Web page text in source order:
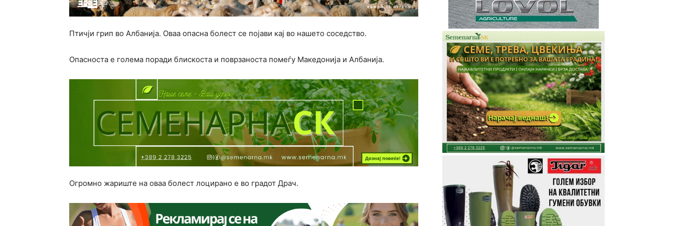
Птичји грип во Албанија. Оваа опасна болест се појави кај во нашето соседство.
Опасноста е голема поради блискоста и поврзаноста помеѓу Македонија и Албанија.
Огромно жариште на оваа болест лоцирано е во градот Драч.